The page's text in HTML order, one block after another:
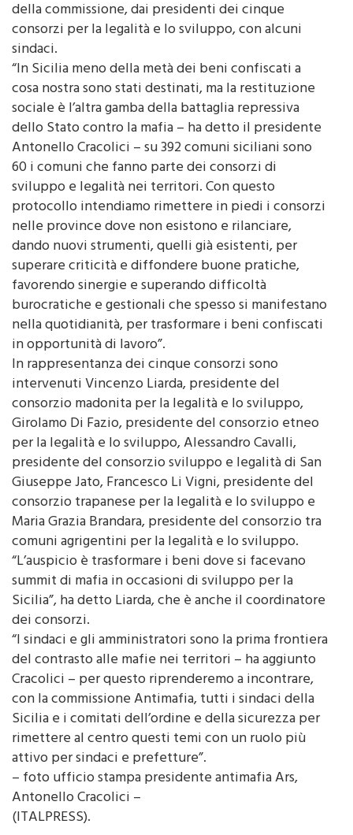
consorzi per la legalità e lo sviluppo, con alcuni
sindaci.
“In Sicilia meno della metà dei beni confiscati a
cosa nostra sono stati destinati, ma la restituzione
sociale è l’altra gamba della battaglia repressiva
dello Stato contro la mafia – ha detto il presidente
Antonello Cracolici – su 392 comuni siciliani sono
60 i comuni che fanno parte dei consorzi di
sviluppo e legalità nei territori. Con questo
protocollo intendiamo rimettere in piedi i consorzi
nelle province dove non esistono e rilanciare,
dando nuovi strumenti, quelli già esistenti, per
superare criticità e diffondere buone pratiche,
favorendo sinergie e superando difficoltà
burocratiche e gestionali che spesso si manifestano
nella quotidianità, per trasformare i beni confiscati
in opportunità di lavoro”.
In rappresentanza dei cinque consorzi sono
intervenuti Vincenzo Liarda, presidente del
consorzio madonita per la legalità e lo sviluppo,
Girolamo Di Fazio, presidente del consorzio etneo
per la legalità e lo sviluppo, Alessandro Cavalli,
presidente del consorzio sviluppo e legalità di San
Giuseppe Jato, Francesco Li Vigni, presidente del
consorzio trapanese per la legalità e lo sviluppo e
Maria Grazia Brandara, presidente del consorzio tra
comuni agrigentini per la legalità e lo sviluppo.
“L’auspicio è trasformare i beni dove si facevano
summit di mafia in occasioni di sviluppo per la
Sicilia”, ha detto Liarda, che è anche il coordinatore
dei consorzi.
“I sindaci e gli amministratori sono la prima frontiera
del contrasto alle mafie nei territori – ha aggiunto
Cracolici – per questo riprenderemo a incontrare,
con la commissione Antimafia, tutti i sindaci della
Sicilia e i comitati dell’ordine e della sicurezza per
rimettere al centro questi temi con un ruolo più
attivo per sindaci e prefetture”.
– foto ufficio stampa presidente antimafia Ars,
Antonello Cracolici –
(ITALPRESS).